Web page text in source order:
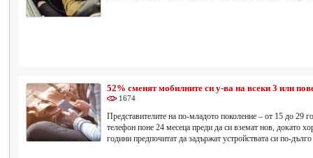
52% сменят мобилните си у-ва на всеки 3 или
1674
Представителите на по-младото поколение – от 15 до 29
телефон поне 24 месеца преди да си вземат нов, докато
години предпочитат да задържат устройствата си по-